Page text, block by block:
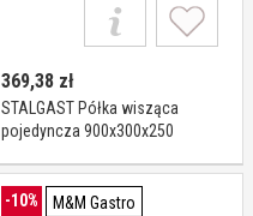
369,38 zł
STALGAST Półka wisząca
pojedyncza 900x300x250
-10% M&M Gastro